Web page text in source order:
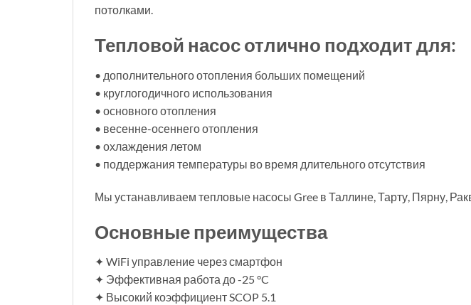
потолками.
Тепловой насос отлично подходит для:
• дополнительного отопления больших помещений
• круглогодичного использования
• основного отопления
• весенне-осеннего отопления
• охлаждения летом
• поддержания температуры во время длительного отсутствия
Мы устанавливаем тепловые насосы Gree в Таллине, Тарту, Пярну,
Основные преимущества
✦ WiFi управление через смартфон
✦ Эффективная работа до -25 °C
✦ Высокий коэффициент SCOP 5.1